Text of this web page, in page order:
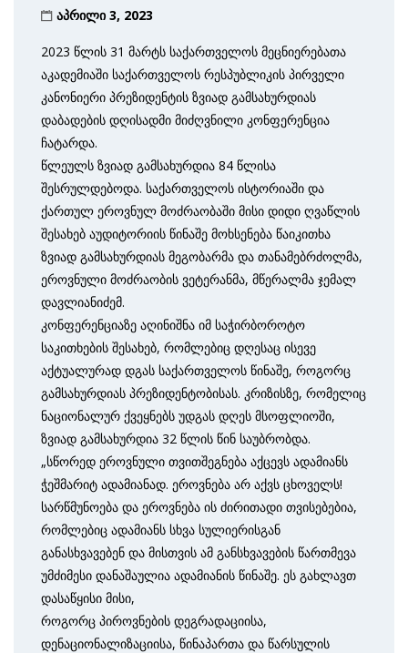
აპრილი 3, 2023
2023 წლის 31 მარტს საქართველოს მეცნიერებათა
აკადემიაში საქართველოს რესპუბლიკის პირველი
კანონიერი პრეზიდენტის ზვიად გამსახურდიას
დაბადების დღისადმი მიძღვნილი კონფერენცია
ჩატარდა.
წლეულს ზვიად გამსახურდია 84 წლისა
შესრულდებოდა. საქართველოს ისტორიაში და
ქართულ ეროვნულ მოძრაობაში მისი დიდი ღვაწლის
შესახებ აუდიტორიის წინაშე მოხსენება წაიკითხა
ზვიად გამსახურდიას მეგობარმა და თანამებრძოლმა,
ეროვნული მოძრაობის ვეტერანმა, მწერალმა ჯემალ
დავლიანიძემ.
კონფერენციაზე აღინიშნა იმ საჭირბოროტო
საკითხების შესახებ, რომლებიც დღესაც ისევე
აქტუალურად დგას საქართველოს წინაშე, როგორც
გამსახურდიას პრეზიდენტობისას. კრიზისზე, რომელიც
ნაციონალურ ქვეყნებს უდგას დღეს მსოფლიოში,
ზვიად გამსახურდია 32 წლის წინ საუბრობდა.
„სწორედ ეროვნული თვითშეგნება აქცევს ადამიანს
ჭეშმარიტ ადამიანად. ეროვნება არ აქვს ცხოველს!
სარწმუნოება და ეროვნება ის ძირითადი თვისებებია,
რომლებიც ადამიანს სხვა სულიერისგან
განასხვავებენ და მისთვის ამ განსხვავების წართმევა
უმძიმესი დანაშაულია ადამიანის წინაშე. ეს გახლავთ
დასაწყისი მისი,
როგორც პიროვნების დეგრადაციისა,
დენაციონალიზაციისა, წინაპართა და წარსულის